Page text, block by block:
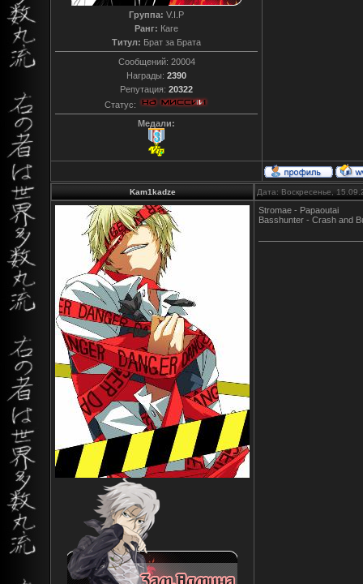
Группа: V.I.P
Ранг: Каге
Титул: Брат за Брата
Сообщений: 20004
Награды: 2390
Репутация: 20322
Статус:
Медали:
Kam1kadze Дата: Воскресенье,
Stromae - Papaoutai
Basshunter - Crash and